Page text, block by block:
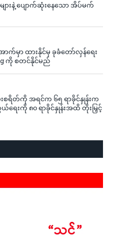
ားနဲ့ ပျောက်ဆုံးနေသော အိပ်မက်
က်မှာ ထားနိုင်မှ ခုခံတော်လှန်ရေး
ကို စတင်နိုင်မည်
ရိတ်ကို အရင်က ၆၅ ရာခိုင်နှုန်းက
ရေးကို ၈၀ ရာခိုင်နှုန်းအထိ တိုးမြှင့်